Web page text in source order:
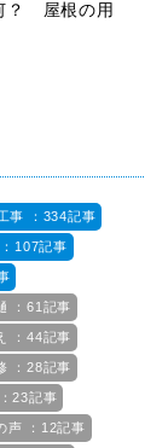
？ 屋根の用
事 ：334記事
107記事
：61記事
：44記事
：28記事
23記事
声 ：12記事